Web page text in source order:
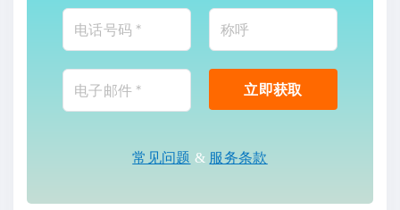
常见问题 & 服务条款